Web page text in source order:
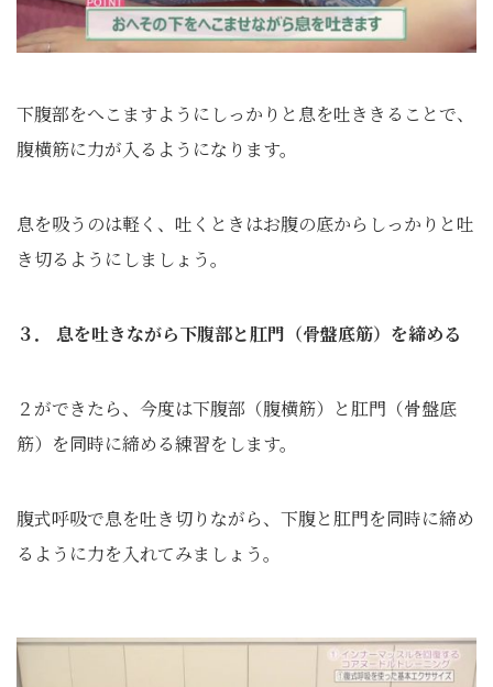
下腹部をへこますようにしっかりと息を吐ききることで、
腹横筋に力が入るようになります。
息を吸うのは軽く、吐くときはお腹の底からしっかりと吐
き切るようにしましょう。
３． 息を吐きながら下腹部と肛門（骨盤底筋）を締める
２ができたら、今度は下腹部（腹横筋）と肛門（骨盤底
筋）を同時に締める練習をします。
腹式呼吸で息を吐き切りながら、下腹と肛門を同時に締め
るように力を入れてみましょう。